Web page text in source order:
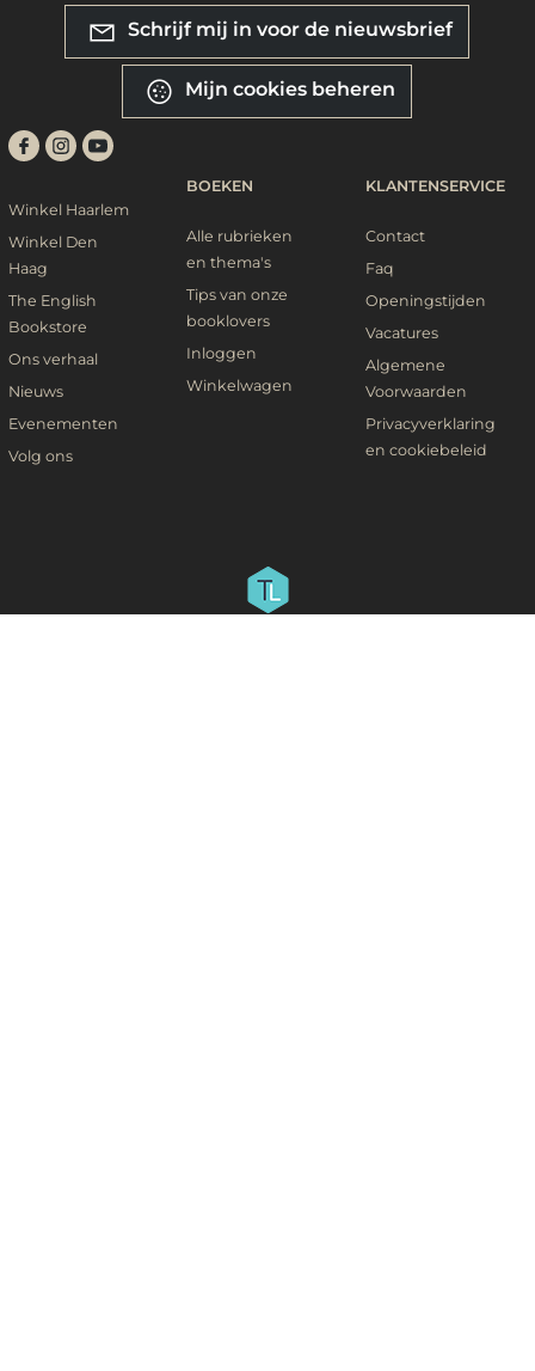
Schrijf mij in voor de nieuwsbrief
Mijn cookies beheren
Winkel Haarlem
Winkel Den
Haag
The English
Bookstore
Ons verhaal
Nieuws
Evenementen
Volg ons
BOEKEN
Alle rubrieken
en thema's
Tips van onze
booklovers
Inloggen
Winkelwagen
KLANTENSERVICE
Contact
Faq
Openingstijden
Vacatures
Algemene
Voorwaarden
Privacyverklaring
en cookiebeleid